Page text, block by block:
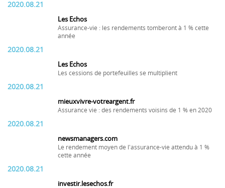
2020.08.21
Les Echos
Assurance-vie : les rendements tomberont à 1 % cette
année
2020.08.21
Les Echos
Les cessions de portefeuilles se multiplient
2020.08.21
mieuxvivre-votreargent.fr
Assurance vie : des rendements voisins de 1 % en 2020
2020.08.21
newsmanagers.com
Le rendement moyen de l'assurance-vie attendu à 1 %
cette année
2020.08.21
investir.lesechos.fr